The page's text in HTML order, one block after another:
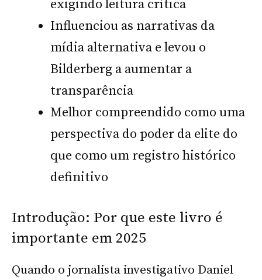
exigindo leitura crítica
Influenciou as narrativas da
mídia alternativa e levou o
Bilderberg a aumentar a
transparência
Melhor compreendido como uma
perspectiva do poder da elite do
que como um registro histórico
definitivo
Introdução: Por que este livro é
importante em 2025
Quando o jornalista investigativo Daniel